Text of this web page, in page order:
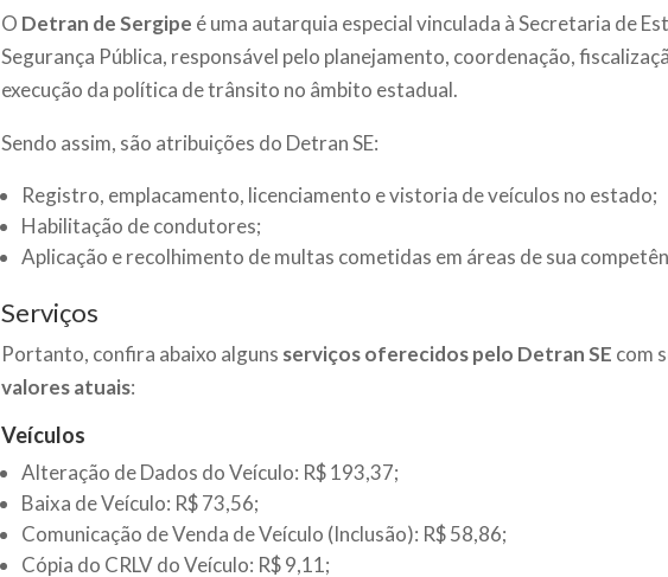
O Detran de Sergipe é uma autarquia especial vinculada à Secretaria de
Segurança Pública, responsável pelo planejamento, coordenação,
execução da política de trânsito no âmbito estadual.
Sendo assim, são atribuições do Detran SE:
Registro, emplacamento, licenciamento e vistoria de veículos no estado;
Habilitação de condutores;
Aplicação e recolhimento de multas cometidas em áreas de sua
Serviços
Portanto, confira abaixo alguns serviços oferecidos pelo Detran SE com
valores atuais:
Veículos
Alteração de Dados do Veículo: R$ 193,37;
Baixa de Veículo: R$ 73,56;
Comunicação de Venda de Veículo (Inclusão): R$ 58,86;
Cópia do CRLV do Veículo: R$ 9,11;